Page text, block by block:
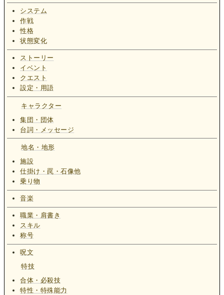
システム
作戦
性格
状態変化
ストーリー
イベント
クエスト
設定・用語
キャラクター
集団・団体
台詞・メッセージ
地名・地形
施設
仕掛け・罠・石像他
乗り物
音楽
職業・肩書き
スキル
称号
呪文
特技
合体・必殺技
特性・特殊能力